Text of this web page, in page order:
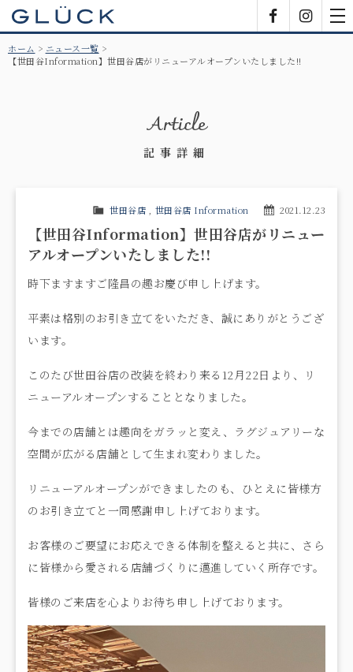
ホーム
ニュース一覧
【世田谷Information】世田谷店がリニューアルオープンいたしました!!
Article
記事詳細
2021.12.23
世田谷店 世田谷店 Information
【世田谷Information】世田谷店がリニュー
アルオープンいたしました!!
時下ますますご隆昌の趣お慶び申し上げます。
平素は格別のお引き立てをいただき、誠にありがとうござ
います。
このたび世田谷店の改装を終わり来る12月22日より、リ
ニューアルオープンすることとなりました。
今までの店舗とは趣向をガラッと変え、ラグジュアリーな
空間が広がる店舗として生まれ変わりました。
リニューアルオープンができましたのも、ひとえに皆様方
のお引き立てと一同感謝申し上げております。
お客様のご要望にお応えできる体制を整えると共に、さら
に皆様から愛される店舗づくりに邁進していく所存です。
皆様のご来店を心よりお待ち申し上げております。